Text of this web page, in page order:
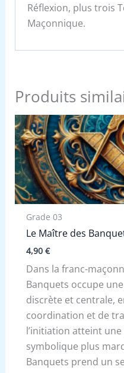
Réflexion, plus trois
Maçonnique.
Produits
Grade 03
Le Maître des
4,90 €
Dans la franc-
Banquets occupe
discrète et centrale,
coordination et de
l’initiation atteint
symbolique plus
Banquets prend un